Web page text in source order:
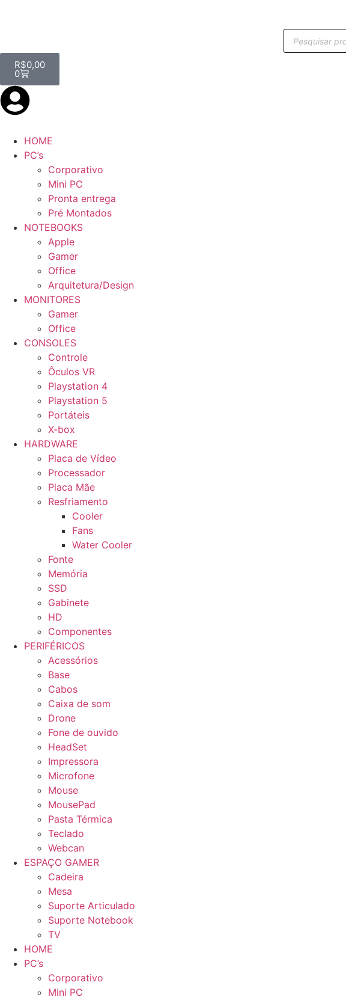
R$0,00
0
HOME
PC’s
Corporativo
Mini PC
Pronta entrega
Pré Montados
NOTEBOOKS
Apple
Gamer
Office
Arquitetura/Design
MONITORES
Gamer
Office
CONSOLES
Controle
Ôculos VR
Playstation 4
Playstation 5
Portáteis
X-box
HARDWARE
Placa de Vídeo
Processador
Placa Mãe
Resfriamento
Cooler
Fans
Water Cooler
Fonte
Memória
SSD
Gabinete
HD
Componentes
PERIFÉRICOS
Acessórios
Base
Cabos
Caixa de som
Drone
Fone de ouvido
HeadSet
Impressora
Microfone
Mouse
MousePad
Pasta Térmica
Teclado
Webcan
ESPAÇO GAMER
Cadeira
Mesa
Suporte Articulado
Suporte Notebook
TV
HOME
PC’s
Corporativo
Mini PC